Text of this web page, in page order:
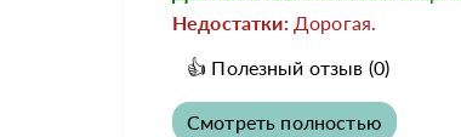
Недостатки: Дорогая.
👍 Полезный отзыв (0)
Смотреть полностью